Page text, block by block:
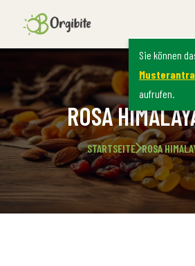
Sie können
aufrufen.
ROSA
STARTSEITE ROSA